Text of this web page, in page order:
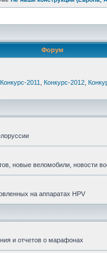
Форум
Конкурс-2011 Конкурс-2012
новые веломобили, новости
на аппаратах HPV
и отчетов о марафонах